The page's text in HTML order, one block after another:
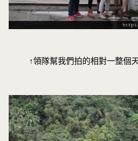
↑領隊幫我們拍的相對一整個